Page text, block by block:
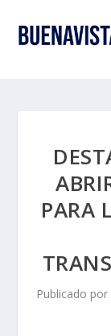
PARA
Publicado por